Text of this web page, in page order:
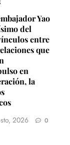
Yao
del
entre
que
en
la
2026 0